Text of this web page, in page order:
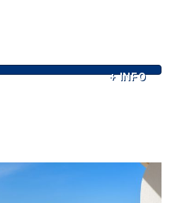
+ INFO